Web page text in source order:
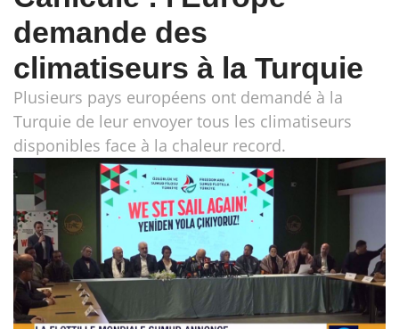
demande des
climatiseurs à la Turquie
Plusieurs pays européens ont demandé à la
Turquie de leur envoyer tous les climatiseurs
disponibles face à la chaleur record.